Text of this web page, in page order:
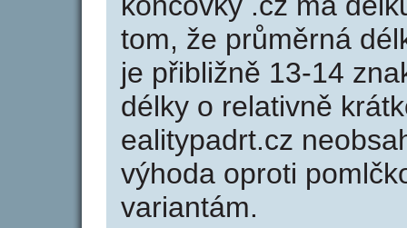
tom, že průměrná
je přibližně 13-14
délky o relativně
ealitypadrt.cz
výhoda oproti
variantám.